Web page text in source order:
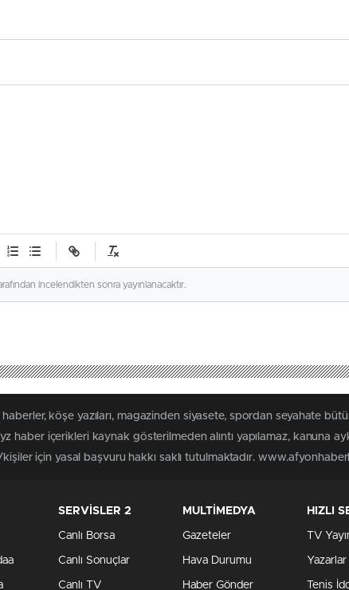
incelendikten sonra yayınlanacaktır.
köşe yazıları, magazinden siyasete, spordan seyahate
içerikleri kaynak gösterilmeden alıntı yapılamaz, kanuna
kişiler için yasal başvuru hakkı saklı tutulmaktadır.
SERVİSLER 2
Canlı Borsa
Canlı Sonuçlar
Canlı TV
MULTİMEDYA
Gazeteler
Hava Durumu
Haber Gönder
HIZLI
TV
Tenis